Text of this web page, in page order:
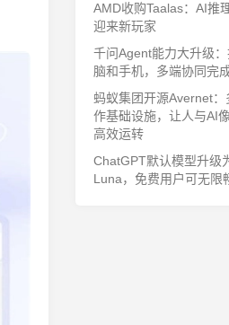
AMD收购Taalas：AI推
迎来新玩家
千问Agent能力大升级
脑和手机，多端协同完
蚂蚁集团开源Avernet：
作基础设施，让人与AI
高效运转
ChatGPT默认模型升级
Luna，免费用户可无限